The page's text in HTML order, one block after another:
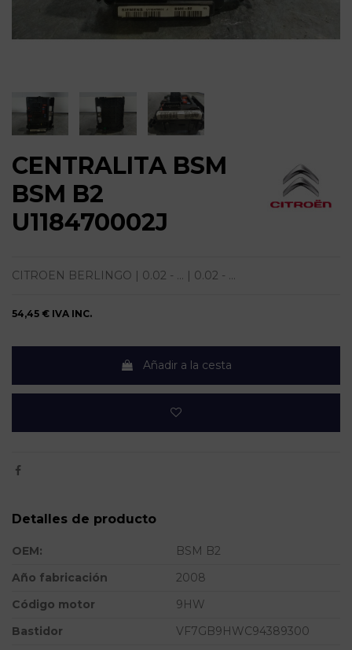
CENTRALITA BSM
BSM B2
U118470002J
CITROEN BERLINGO | 0.02 - ... | 0.02 - ...
54,45 € IVA INC.
Añadir a la cesta
Detalles de producto
OEM:
BSM B2
Año fabricación
2008
Código motor
9HW
Bastidor
VF7GB9HWC94389300